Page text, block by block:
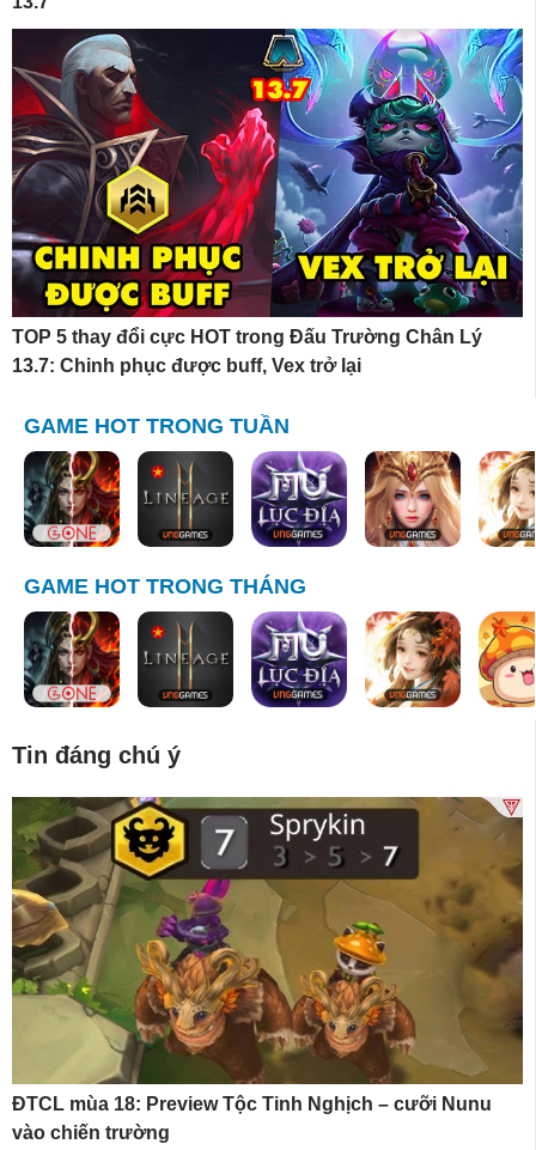
TOP 5 thay đổi cực HOT trong Đấu Trường Chân Lý
13.7: Chinh phục được buff, Vex trở lại
GAME HOT TRONG TUẦN
GAME HOT TRONG THÁNG
Tin đáng chú ý
ĐTCL mùa 18: Preview Tộc Tinh Nghịch – cưỡi Nunu
vào chiến trường